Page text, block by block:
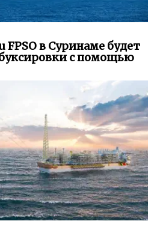
в Суринаме будет
с помощью